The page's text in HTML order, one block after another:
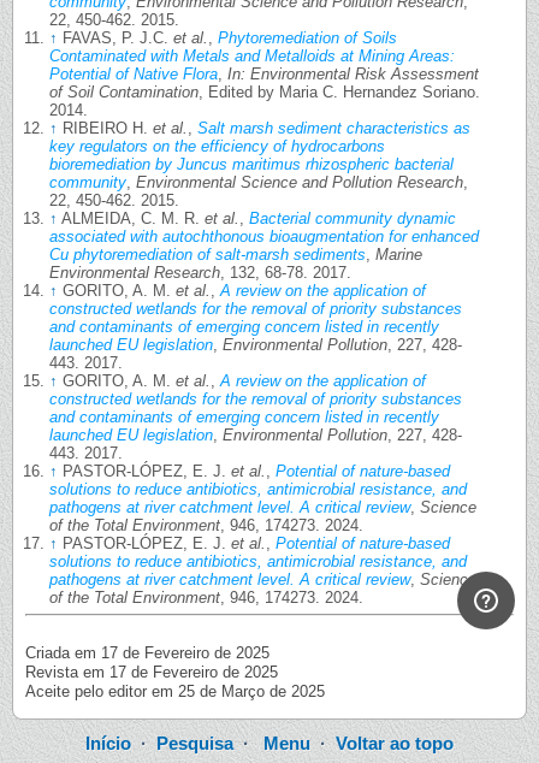
22, 450-462. 2015.
↑ FAVAS, P. J.C. et al.
Phytoremediation of Soils
Contaminated with Metals and Metalloids at Mining Areas:
Potential of Native Flora In: Environmental Risk Assessment
of Soil Contamination , Edited by Maria C. Hernandez Soriano.
2014.
↑ RIBEIRO H. et al.
Salt marsh sediment characteristics as
key regulators on the efficiency of hydrocarbons
bioremediation by Juncus maritimus rhizospheric bacterial
community Environmental Science and Pollution Research
22, 450-462. 2015.
↑ ALMEIDA, C. M. R. et al.
Bacterial community dynamic
associated with autochthonous bioaugmentation for enhanced
Cu phytoremediation of salt-marsh sediments Marine
Environmental Research , 132, 68-78. 2017.
↑ GORITO, A. M. et al.
A review on the application of
constructed wetlands for the removal of priority substances
and contaminants of emerging concern listed in recently
launched EU legislation Environmental Pollution , 227, 428-
443. 2017.
↑ GORITO, A. M. et al.
A review on the application of
constructed wetlands for the removal of priority substances
and contaminants of emerging concern listed in recently
launched EU legislation Environmental Pollution , 227, 428-
443. 2017.
↑ PASTOR-LÓPEZ, E. J. et al.
Potential of nature-based
solutions to reduce antibiotics, antimicrobial resistance, and
pathogens at river catchment level. A critical review, Science
of the Total Environment , 946, 174273. 2024.
↑ PASTOR-LÓPEZ, E. J. et al.
Potential of nature-based
solutions to reduce antibiotics, antimicrobial resistance, and
pathogens at river catchment level. A critical review, Science
of the Total Environment , 946, 174273. 2024.
Criada em 17 de Fevereiro de 2025
Revista em 17 de Fevereiro de 2025
Aceite pelo editor em 25 de Março de 2025
Início· Pesquisa·Menu·Voltar ao topo